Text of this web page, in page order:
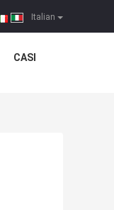
Italian
CASI